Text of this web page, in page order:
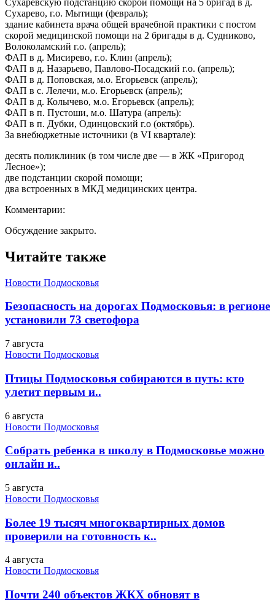
Сухарево, г.о. Мытищи (февраль);
здание кабинета врача общей врачебной практики с постом
скорой медицинской помощи на 2 бригады в д. Судниково,
Волоколамский г.о. (апрель);
ФАП в д. Мисирево, г.о. Клин (апрель);
ФАП в д. Назарьево, Павлово-Посадский г.о. (апрель);
ФАП в д. Поповская, м.о. Егорьевск (апрель);
ФАП в с. Лелечи, м.о. Егорьевск (апрель);
ФАП в д. Колычево, м.о. Егорьевск (апрель);
ФАП в п. Пустоши, м.о. Шатура (апрель):
ФАП в п. Дубки, Одинцовский г.о (октябрь).
За внебюджетные источники (в VI квартале):
десять поликлиник (в том числе две — в ЖК «Пригород
Лесное»);
две подстанции скорой помощи;
два встроенных в МКД медицинских центра.
Комментарии:
Обсуждение закрыто.
Читайте также
Новости Подмосковья
Безопасность на дорогах Подмосковья: в регионе
установили 73 светофора
7 августа
Новости Подмосковья
Птицы Подмосковья собираются в путь: кто
улетит первым и..
6 августа
Новости Подмосковья
Собрать ребенка в школу в Подмосковье можно
онлайн и..
5 августа
Новости Подмосковья
Более 19 тысяч многоквартирных домов
проверили на готовность к..
4 августа
Новости Подмосковья
Почти 240 объектов ЖКХ обновят в